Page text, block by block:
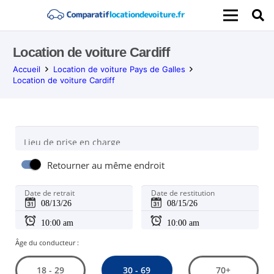
Location de voiture Cardiff
Accueil
Location de voiture Pays de Galles
Location de voiture Cardiff
Lieu de prise en charge
Retourner au même endroit
Date de retrait Date de restitution
Âge du conducteur :
18 - 29 30 - 69 70+